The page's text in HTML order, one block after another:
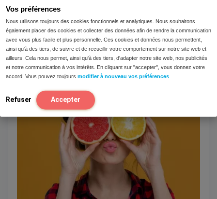
Vos préférences
Nous utilisons toujours des cookies fonctionnels et analytiques. Nous souhaitons
également placer des cookies et collecter des données afin de rendre la communication
avec vous plus facile et plus personnelle. Ces cookies et données nous permettent,
ainsi qu'à des tiers, de suivre et de recueillir votre comportement sur notre site web et
ailleurs. Cela nous permet, ainsi qu'à des tiers, d'adapter notre site web, nos publicités
et notre communication à vos intérêts. En cliquant sur "accepter", vous donnez votre
accord. Vous pouvez toujours modifier à nouveau vos préférences
Refuser Accepter
monde entier. Mais qu'en est-il des enfants...
Lire